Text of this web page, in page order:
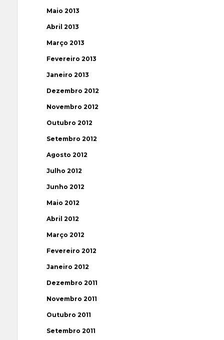
Maio 2013
Abril 2013
Março 2013
Fevereiro 2013
Janeiro 2013
Dezembro 2012
Novembro 2012
Outubro 2012
Setembro 2012
Agosto 2012
Julho 2012
Junho 2012
Maio 2012
Abril 2012
Março 2012
Fevereiro 2012
Janeiro 2012
Dezembro 2011
Novembro 2011
Outubro 2011
Setembro 2011